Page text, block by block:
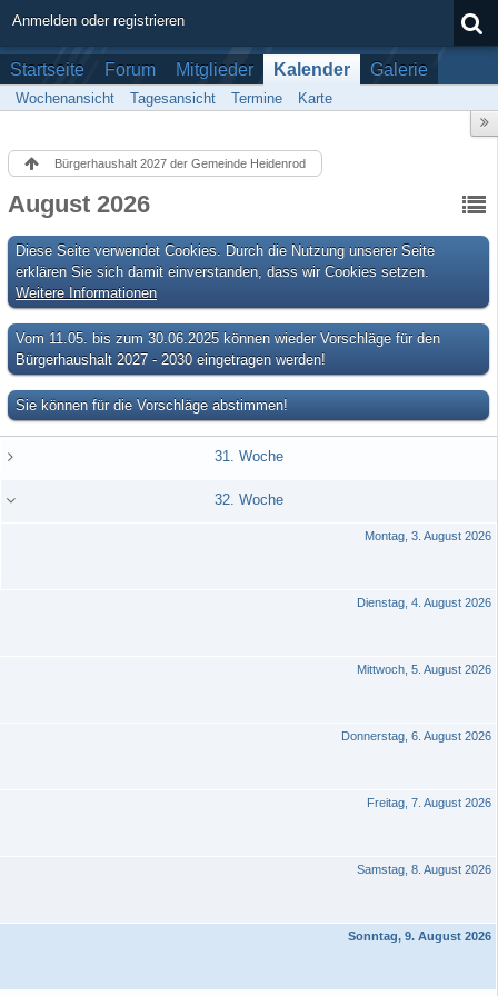
Anmelden oder registrieren
Startseite Forum Mitglieder Kalender Galerie
Wochenansicht Tagesansicht Termine Karte
Bürgerhaushalt 2027 der Gemeinde Heidenrod
August 2026
Diese Seite verwendet Cookies. Durch die Nutzung unserer Seite
erklären Sie sich damit einverstanden, dass wir Cookies setzen.
Weitere Informationen
Vom 11.05. bis zum 30.06.2025 können wieder Vorschläge für den
Bürgerhaushalt 2027 - 2030 eingetragen werden!
Sie können für die Vorschläge abstimmen!
31. Woche
32. Woche
Montag, 3. August 2026
Dienstag, 4. August 2026
Mittwoch, 5. August 2026
Donnerstag, 6. August 2026
Freitag, 7. August 2026
Samstag, 8. August 2026
Sonntag, 9. August 2026